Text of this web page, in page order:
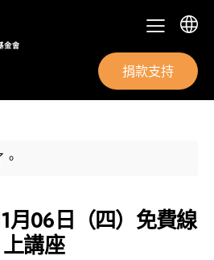
捐款支持
月06日（四）免費線
上講座